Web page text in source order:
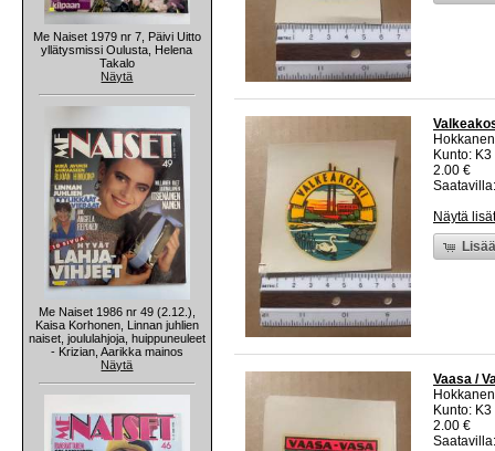
Me Naiset 1979 nr 7, Päivi Uitto
yllätysmissi Oulusta, Helena
Takalo
Näytä
Me Naiset 1986 nr 49 (2.12.),
Kaisa Korhonen, Linnan juhlien
naiset, joululahjoja, huippuneuleet
- Krizian, Aarikka mainos
Näytä
Kunto:
2.00 €
Näytä
Vaasa /
Kunto:
2.00 €